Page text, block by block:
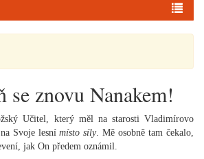
se znovu Nanakem!
Učitel, který měl na starosti Vladimírovo
Svoje lesnímísto síly. Mě osobně tam čekalo,
jak On předem oznámil.